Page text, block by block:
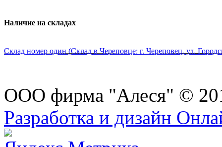
Наличие на складах
Склад номер один (Склад в Череповце: г. Череповец, ул.
ООО фирма "Алеся" ©
Разработка и дизайн